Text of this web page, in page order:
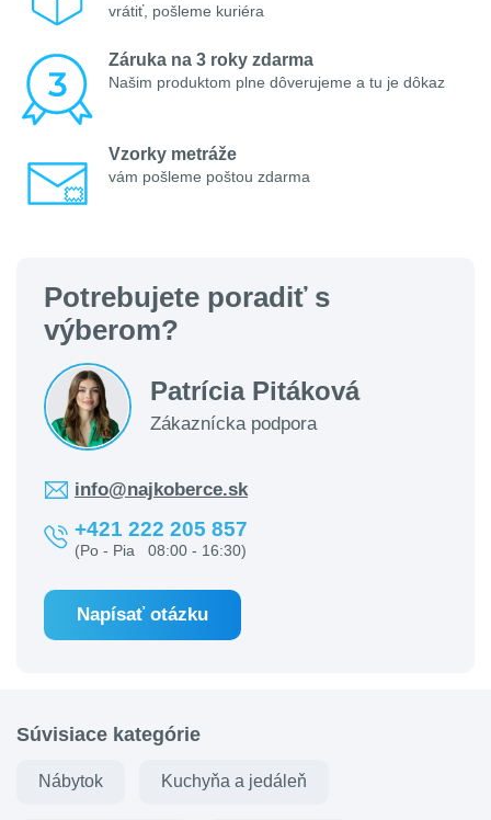
vrátiť, pošleme kuriéra
Záruka na 3 roky zdarma
Našim produktom plne dôverujeme a tu je dôkaz
Vzorky metráže
vám pošleme poštou zdarma
Potrebujete poradiť s
výberom?
Patrícia Pitáková
Zákaznícka podpora
info@najkoberce.sk
+421 222 205 857
(Po - Pia 08:00 - 16:30)
Napísať otázku
Súvisiace kategórie
Nábytok Kuchyňa a jedáleň